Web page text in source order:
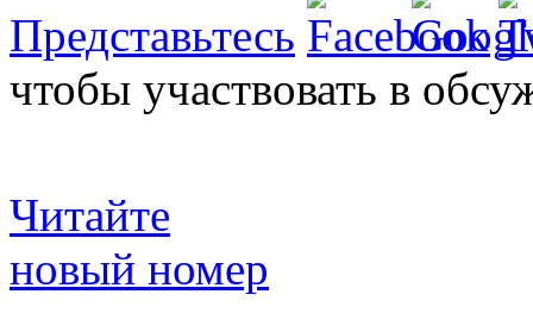
Представьтесь
чтобы участвовать в
Читайте
новый номер